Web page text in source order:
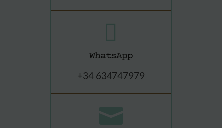

WhatsApp
+34 634747979
